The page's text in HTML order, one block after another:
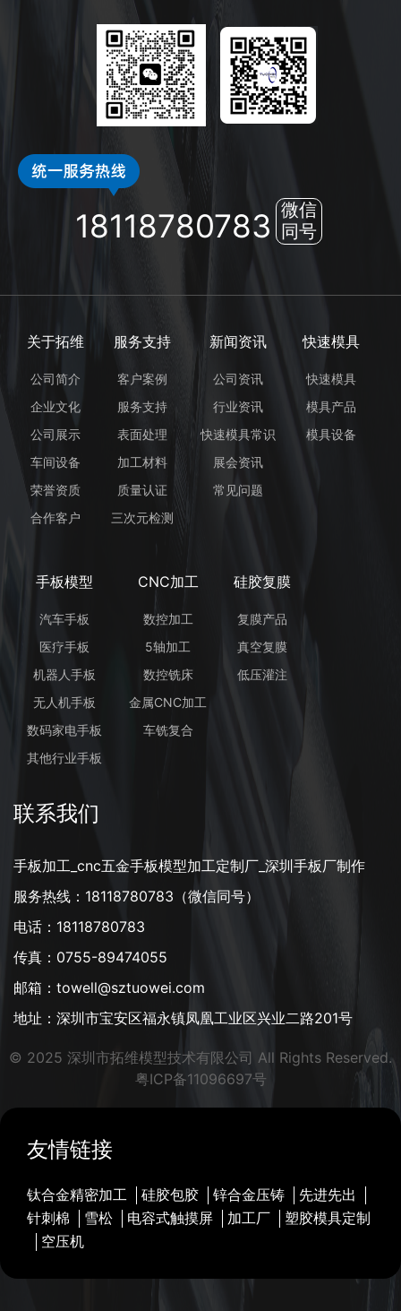
18118780783 微信
同号
关于拓维
公司简介
企业文化
公司展示
车间设备
荣誉资质
合作客户
服务支持
客户案例
服务支持
表面处理
加工材料
质量认证
三次元检测
新闻资讯
公司资讯
行业资讯
快速模具常识
展会资讯
常见问题
快速模具
快速模具
模具产品
模具设备
手板模型
汽车手板
医疗手板
机器人手板
无人机手板
数码家电手板
其他行业手板
CNC加工
数控加工
5轴加工
数控铣床
金属CNC加工
车铣复合
硅胶复膜
复膜产品
真空复膜
低压灌注
联系我们
手板加工_cnc五金手板模型加工定制厂_深圳手板厂制作
服务热线：18118780783（微信同号）
电话：18118780783
传真：0755-89474055
邮箱：towell@sztuowei.com
地址：深圳市宝安区福永镇凤凰工业区兴业二路201号
© 2025 深圳市拓维模型技术有限公司 All Rights Reserved.
粤ICP备11096697号
友情链接
钛合金精密加工 硅胶包胶 锌合金压铸
先进先出
针刺棉
雪松 电容式触摸屏 加工厂
塑胶模具定制
空压机